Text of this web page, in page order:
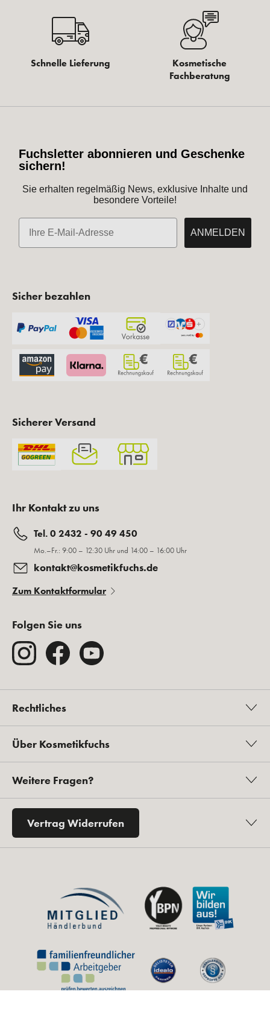
Schnelle Lieferung
Kosmetische
Fachberatung
Fuchsletter abonnieren und Geschenke
sichern!
Sie erhalten regelmäßig News, exklusive Inhalte und
besondere Vorteile!
E-Mail
ANMELDEN
Sicher bezahlen
Sicherer Versand
Ihr Kontakt zu uns
Tel. 0 2432 - 90 49 450
Mo.–Fr.: 9:00 – 12:30 Uhr und 14:00 – 16:00 Uhr
kontakt@kosmetikfuchs.de
Zum Kontaktformular
Folgen Sie uns
Rechtliches
Über Kosmetikfuchs
Weitere Fragen?
Vertrag Widerrufen